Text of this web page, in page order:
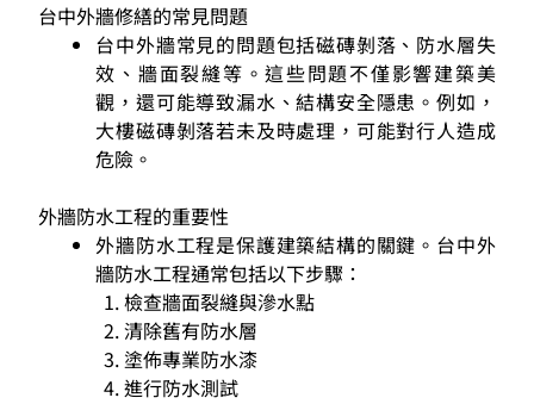
台中外牆修繕的常見問題
台中外牆常見的問題包括磁磚剝落、防水層失
效、牆面裂縫等。這些問題不僅影響建築美
觀，還可能導致漏水、結構安全隱患。例如，
大樓磁磚剝落若未及時處理，可能對行人造成
危險。
外牆防水工程的重要性
外牆防水工程是保護建築結構的關鍵。台中外
牆防水工程通常包括以下步驟：
檢查牆面裂縫與滲水點
清除舊有防水層
塗佈專業防水漆
進行防水測試